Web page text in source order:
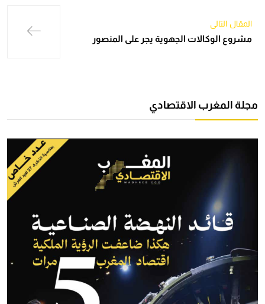
المقال التالي
مشروع الوكالات الجهوية يجر على المنصور
مجلة المغرب الاقتصادي